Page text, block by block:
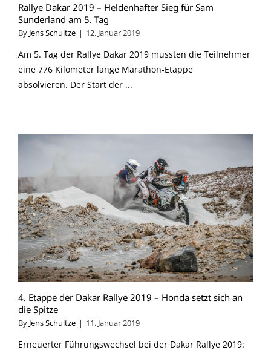
Rallye Dakar 2019 – Heldenhafter Sieg für Sam
Sunderland am 5. Tag
By Jens Schultze | 12. Januar 2019
Am 5. Tag der Rallye Dakar 2019 mussten die Teilnehmer
eine 776 Kilometer lange Marathon-Etappe
absolvieren. Der Start der ...
4. Etappe der Dakar Rallye 2019 – Honda setzt sich an
die Spitze
By Jens Schultze | 11. Januar 2019
Erneuerter Führungswechsel bei der Dakar Rallye 2019: